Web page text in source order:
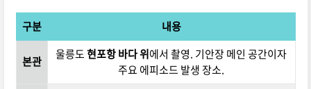
구분 내용
본관 울릉도현포항 바다 위에서 촬영. 기안장 메인 공간이자
주요 에피소드 발생 장소.